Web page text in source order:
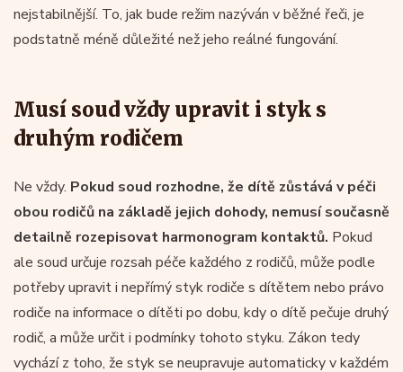
nejstabilnější. To, jak bude režim nazýván v běžné řeči, je
podstatně méně důležité než jeho reálné fungování.
Musí soud vždy upravit i styk s
druhým rodičem
Ne vždy. Pokud soud rozhodne, že dítě zůstává v péči
obou rodičů na základě jejich dohody, nemusí současně
detailně rozepisovat harmonogram kontaktů. Pokud
ale soud určuje rozsah péče každého z rodičů, může podle
potřeby upravit i nepřímý styk rodiče s dítětem nebo právo
rodiče na informace o dítěti po dobu, kdy o dítě pečuje druhý
rodič, a může určit i podmínky tohoto styku. Zákon tedy
vychází z toho, že styk se neupravuje automaticky v každém